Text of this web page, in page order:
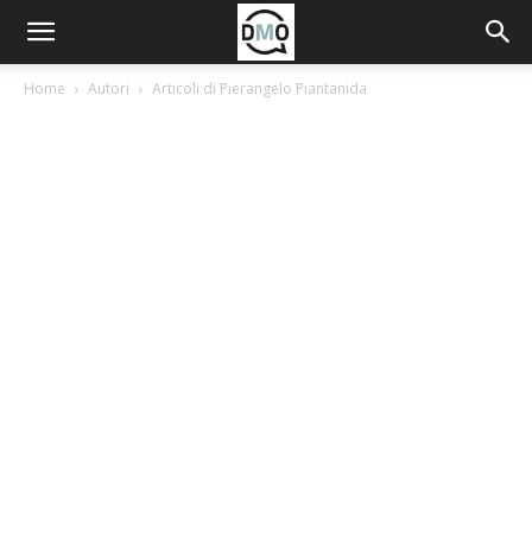
Home Autori Articoli di Pierangelo Piantanida